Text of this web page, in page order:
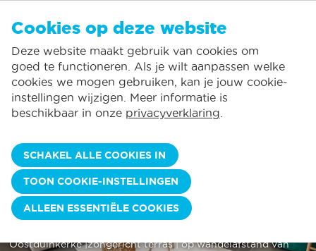
Prijzen verbruik inclusief*
Lokale service
Grootste aanbod vakantieverhuur
Flexibele aankomstdagen
Je kunt accommodaties toevoegen aan uw favorieten door op het
klikken.
De Panne:
St.-Idesbald:
Koksijde:
Oostduinkerke:
Nieuwpoort:
Wenduine:
Blankenberge:
BLAUWVOET 0201 MET
PARKING
Oostduinkerke |zongericht terras | op wandelafstand van
Cookies op deze website
Deze website maakt gebruik van cookies om
goed te functioneren. Als je wilt aanpassen welke
cookies we mogen gebruiken, kan je jouw cookie-
instellingen wijzigen. Meer informatie is
beschikbaar in onze privacyverklaring
SCHAKEL ALLE COOKIES IN
TOON COOKIE-INSTELLINGEN
ALLEEN ESSENTIËLE COOKIES